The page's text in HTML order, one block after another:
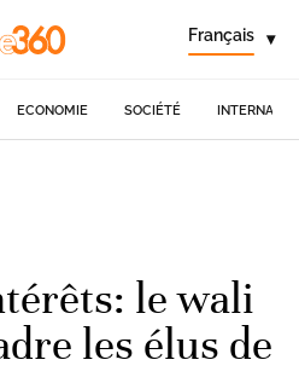
Français ▾
ECONOMIE SOCIÉTÉ
le wali
les élus de